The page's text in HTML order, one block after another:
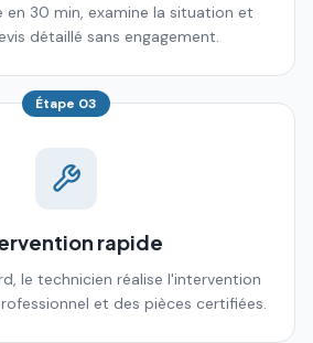
en 30 min, examine la situation et
détaillé sans engagement.
Étape 03
rapide
le technicien réalise l'intervention
et des pièces certifiées.